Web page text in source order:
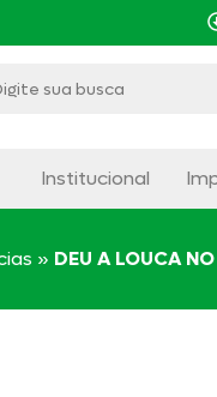
Institucional
» DEU A LOUCA